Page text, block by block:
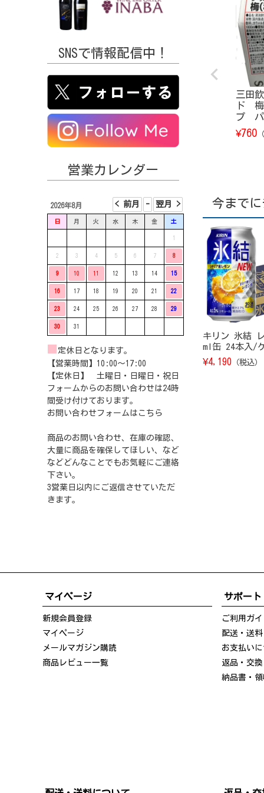
SNSで情報配信中！
営業カレンダー
2026年8月
日 月 火 水 木 金 土
1
2 3 4 5 6 7 8
9 10 11 12 13 14 15
16 17 18 19 20 21 22
23 24 25 26 27 28 29
30 31
定休日となります。
【営業時間】10:00〜17:00
【定休日】 土曜日・日曜日・祝日
フォームからのお問い合わせは24時
間受け付けております。
お問い合わせフォームは こちら
商品のお問い合わせ、在庫の確認、
大量に商品を確保してほしい、など
などどんなことでもお気軽にご連絡
下さい。
3営業日以内にご返信させていただ
きます。
三田
ド
プ
¥760
今まで
キリン 氷結
ml缶 24本入/
¥4,190 （税込）
マイページ
新規会員登録
マイページ
メールマガジン購読
商品レビュー一覧
サポート
ご利用ガ
配送・送
お支払い
返品・交
納品書・